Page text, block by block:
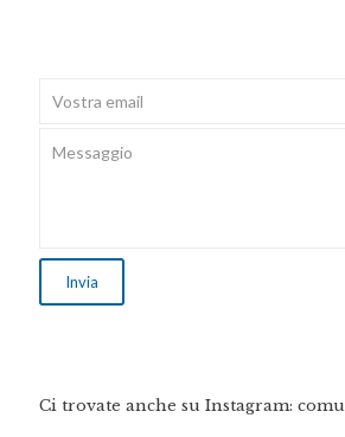
Ci trovate anche su Instagram: